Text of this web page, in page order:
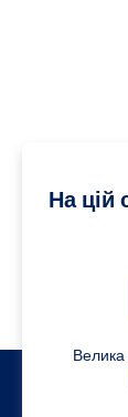
На цій